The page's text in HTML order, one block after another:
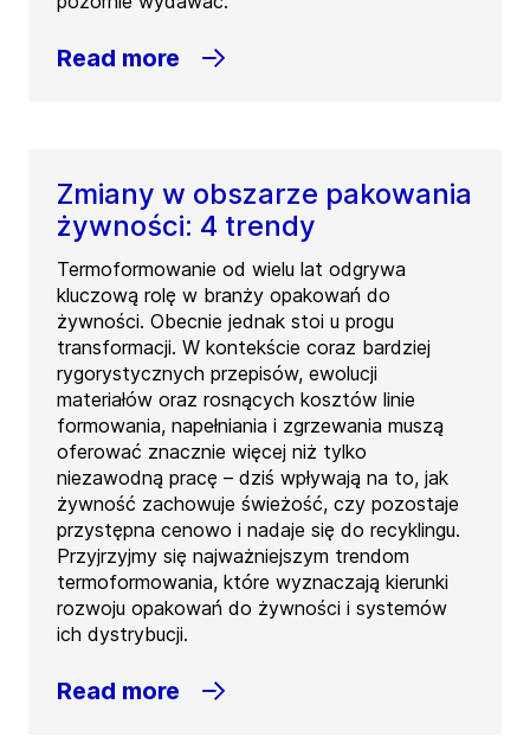
Read more
Zmiany w obszarze pakowania
żywności: 4 trendy
Termoformowanie od wielu lat odgrywa
kluczową rolę w branży opakowań do
żywności. Obecnie jednak stoi u progu
transformacji. W kontekście coraz bardziej
rygorystycznych przepisów, ewolucji
materiałów oraz rosnących kosztów linie
formowania, napełniania i zgrzewania muszą
oferować znacznie więcej niż tylko
niezawodną pracę – dziś wpływają na to, jak
żywność zachowuje świeżość, czy pozostaje
przystępna cenowo i nadaje się do recyklingu.
Przyjrzyjmy się najważniejszym trendom
termoformowania, które wyznaczają kierunki
rozwoju opakowań do żywności i systemów
ich dystrybucji.
Read more